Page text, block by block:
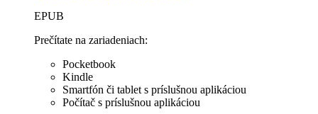
EPUB
Prečítate na zariadeniach:
Pocketbook
Kindle
Smartfón či tablet s príslušnou aplikáciou
Počítač s príslušnou aplikáciou